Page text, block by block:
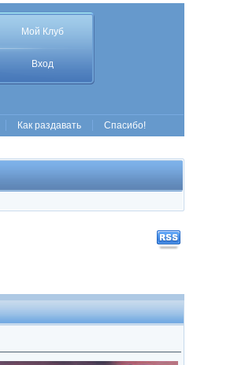
Мой Клуб
Вход
Как раздавать Спасибо!